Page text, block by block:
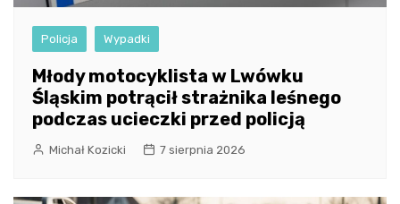
Policja Wypadki
Młody motocyklista w Lwówku
Śląskim potrącił strażnika leśnego
podczas ucieczki przed policją
Michał Kozicki 7 sierpnia 2026